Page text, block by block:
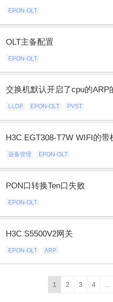
EPON-OLT
OLT主备配置
EPON-OLT
交换机默认开启了cpu的ARP
LLDP EPON-OLT PVST
H3C EGT308-T7W WIFI的带
设备管理 EPON-OLT
PON口转换Ten口失败
EPON-OLT
H3C S5500V2网关
EPON-OLT ARP
1 2 3 4 ...